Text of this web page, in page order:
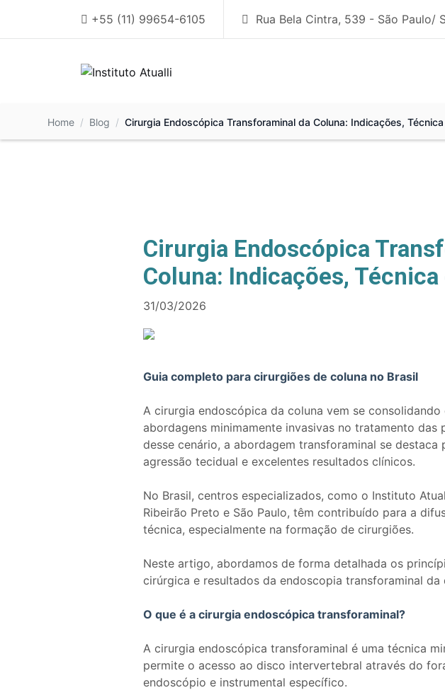
+55 (11) 99654-6105 Rua Bela Cintra, 539 - São Paulo/
Home Blog Cirurgia Endoscópica Transforaminal da Coluna: Indicações,
Cirurgia Endoscópica
Coluna: Indicações,
31/03/2026
Guia completo para cirurgiões de coluna no Brasil
A cirurgia endoscópica da coluna vem se
abordagens minimamente invasivas no tratamento das
desse cenário, a abordagem transforaminal se destaca
agressão tecidual e excelentes resultados clínicos.
No Brasil, centros especializados, como o Instituto
Ribeirão Preto e São Paulo, têm contribuído para a
técnica, especialmente na formação de cirurgiões.
Neste artigo, abordamos de forma detalhada os
cirúrgica e resultados da endoscopia transforaminal da
O que é a cirurgia endoscópica transforaminal?
A cirurgia endoscópica transforaminal é uma técnica
permite o acesso ao disco intervertebral através do
endoscópio e instrumental específico.